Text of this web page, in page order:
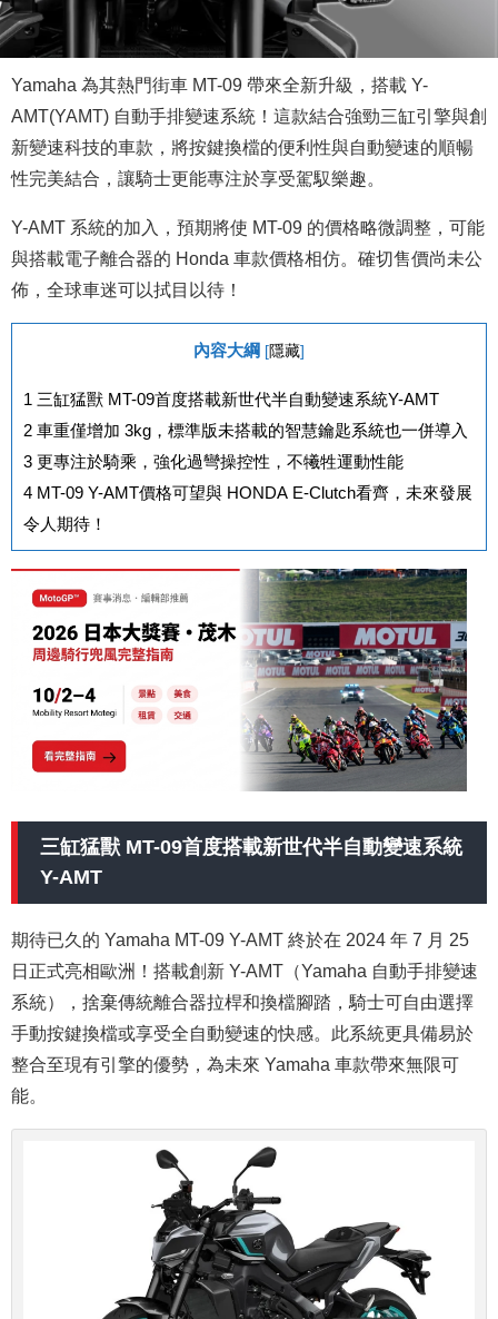
Yamaha 為其熱門街車 MT-09 帶來全新升級，搭載 Y-
AMT(YAMT) 自動手排變速系統！這款結合強勁三缸引擎與創
新變速科技的車款，將按鍵換檔的便利性與自動變速的順暢
性完美結合，讓騎士更能專注於享受駕馭樂趣。
Y-AMT 系統的加入，預期將使 MT-09 的價格略微調整，可能
與搭載電子離合器的 Honda 車款價格相仿。確切售價尚未公
佈，全球車迷可以拭目以待！
內容大綱 [隱藏]
1 三缸猛獸 MT-09首度搭載新世代半自動變速系統Y-AMT
2 車重僅增加 3kg，標準版未搭載的智慧鑰匙系統也一併導入
3 更專注於騎乘，強化過彎操控性，不犧牲運動性能
4 MT-09 Y-AMT價格可望與 HONDA E-Clutch看齊，未來發展
令人期待！
三缸猛獸 MT-09首度搭載新世代半自動變速系統
Y-AMT
期待已久的 Yamaha MT-09 Y-AMT 終於在 2024 年 7 月 25
日正式亮相歐洲！搭載創新 Y-AMT（Yamaha 自動手排變速
系統），捨棄傳統離合器拉桿和換檔腳踏，騎士可自由選擇
手動按鍵換檔或享受全自動變速的快感。此系統更具備易於
整合至現有引擎的優勢，為未來 Yamaha 車款帶來無限可
能。